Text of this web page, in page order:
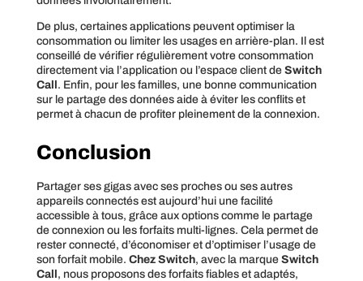
De plus, certaines applications peuvent optimiser la
consommation ou limiter les usages en arrière-plan. Il est
conseillé de vérifier régulièrement votre consommation
directement via l’application ou l’espace client de Switch
Call. Enfin, pour les familles, une bonne communication
sur le partage des données aide à éviter les conflits et
permet à chacun de profiter pleinement de la connexion.
Conclusion
Partager ses gigas avec ses proches ou ses autres
appareils connectés est aujourd’hui une facilité
accessible à tous, grâce aux options comme le partage
de connexion ou les forfaits multi-lignes. Cela permet de
rester connecté, d’économiser et d’optimiser l’usage de
son forfait mobile. Chez Switch, avec la marque Switch
Call, nous proposons des forfaits fiables et adaptés,